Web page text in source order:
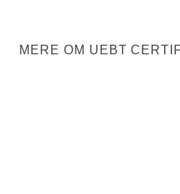
MERE OM UEBT